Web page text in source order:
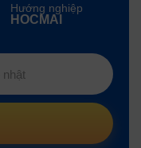
Hướng nghiệp
HOCMAI